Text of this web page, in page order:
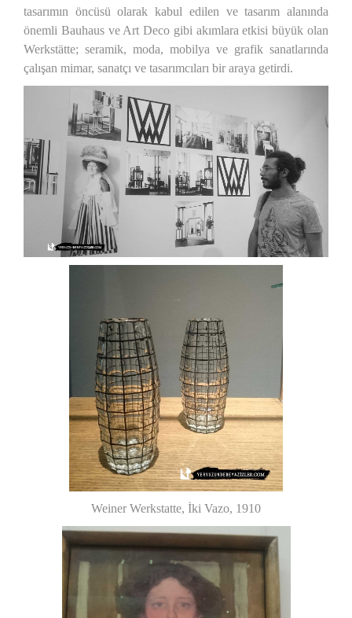
tasarımın öncüsü olarak kabul edilen ve tasarım alanında
önemli Bauhaus ve Art Deco gibi akımlara etkisi büyük olan
Werkstätte; seramik, moda, mobilya ve grafik sanatlarında
çalışan mimar, sanatçı ve tasarımcıları bir araya getirdi.
Weiner Werkstatte, İki Vazo, 1910